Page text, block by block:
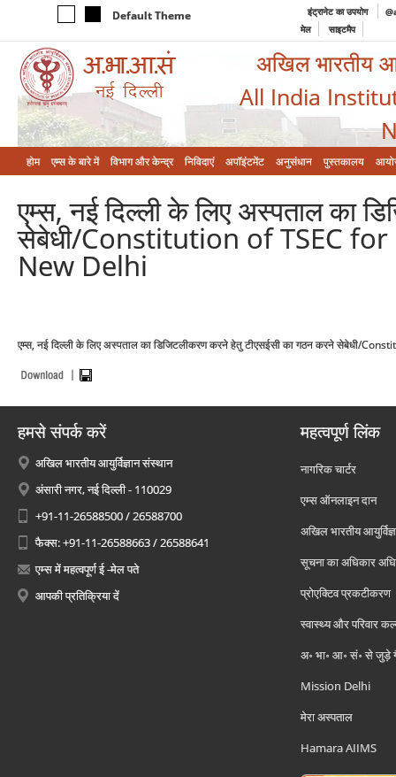
Default Theme इंट्रानेट का उपयोग
मेल
साइटमैप
अखिल भारतीय
All India
होम एम्‍स के बारे में विभाग और केन्‍द्र निविदाएं अपॉइंटमेंट अनुसंधान पुस्तकालय
एम्स, नई दिल्ली के लिए अस्पताल का
सेबेधी/Constitution of TSEC
New Delhi
एम्स, नई दिल्ली के लिए अस्पताल का डिजिटलीकरण करने हेतु टीएसईसी का गठन करने सेबेधी/
हमसे संपर्क करें
अखिल भारतीय आयुर्विज्ञान संस्थान
अंसारी नगर, नई दिल्ली - 110029
+91-11-26588500 / 26588700
फैक्स: +91-11-26588663 / 26588641
एम्स में महत्वपूर्ण ई -मेल पते
आपकी प्रतिक्रिया दें
महत्वपूर्ण लिंक
नागरिक चार्टर
एम्स ऑनलाइन दान
अखिल भारतीय
सूचना का अधिकार
प्रोएक्टिव प्रकटीकरण
स्वास्थ्य और परिवार
अ॰ भा॰ आ॰ सं॰ से जुड़े
Mission Delhi
मेरा अस्पताल
Hamara AIIMS